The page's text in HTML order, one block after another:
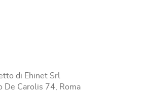
di Ehinet Srl
De Carolis 74, Roma